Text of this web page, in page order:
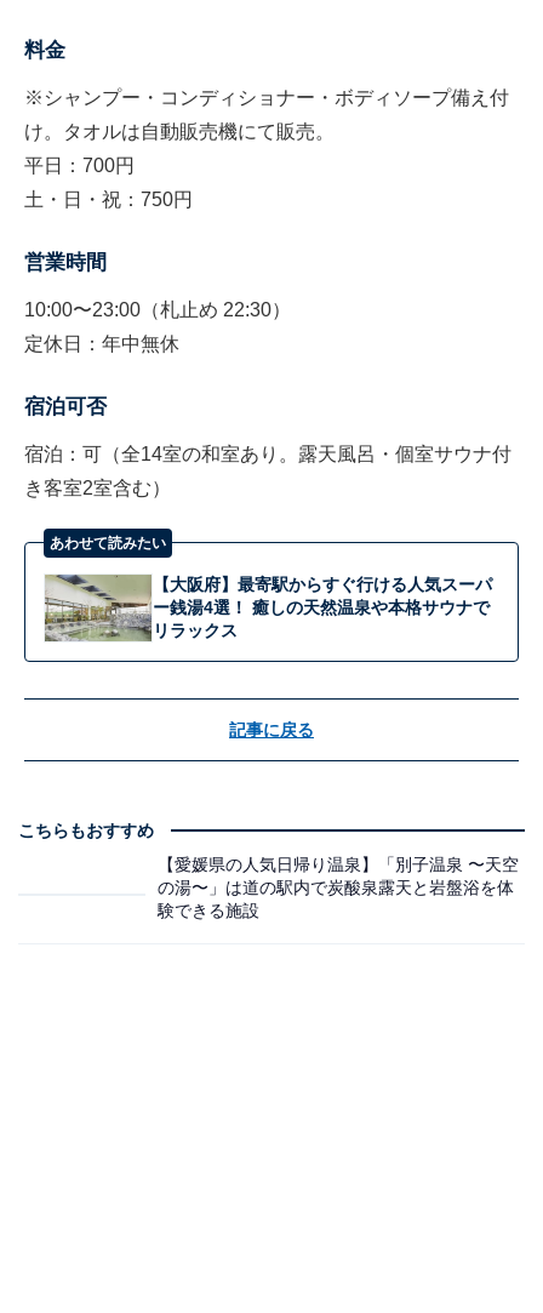
料金
※シャンプー・コンディショナー・ボディソープ備え付
け。タオルは自動販売機にて販売。
平日：700円
土・日・祝：750円
営業時間
10:00〜23:00（札止め 22:30）
定休日：年中無休
宿泊可否
宿泊：可（全14室の和室あり。露天風呂・個室サウナ付
き客室2室含む）
あわせて読みたい
【大阪府】最寄駅からすぐ行ける人気スーパ
ー銭湯4選！ 癒しの天然温泉や本格サウナで
リラックス
記事に戻る
こちらもおすすめ
【愛媛県の人気日帰り温泉】「別子温泉 〜天空
の湯〜」は道の駅内で炭酸泉露天と岩盤浴を体
験できる施設